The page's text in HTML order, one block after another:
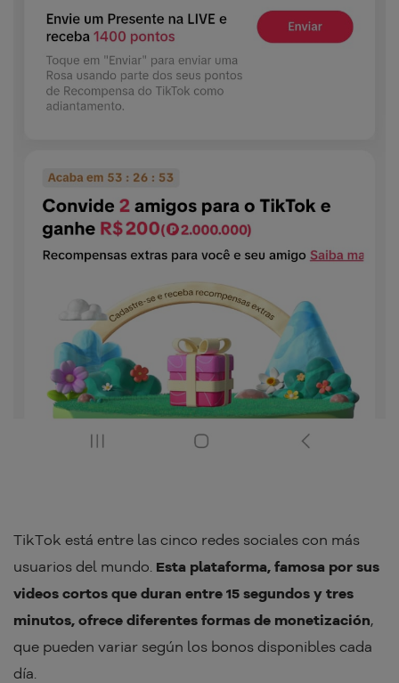
TikTok está entre las cinco redes sociales con más
usuarios del mundo. Esta plataforma, famosa por sus
videos cortos que duran entre 15 segundos y tres
minutos, ofrece diferentes formas de monetización,
que pueden variar según los bonos disponibles cada
día.